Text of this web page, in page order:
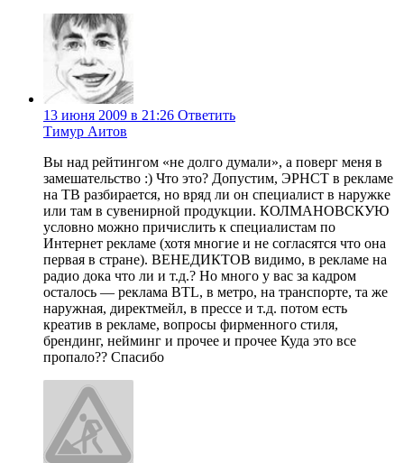
13 июня 2009 в 21:26 Ответить
Тимур Аитов
Вы над рейтингом «не долго думали», а поверг меня в
замешательство :) Что это? Допустим, ЭРНСТ в рекламе
на ТВ разбирается, но вряд ли он специалист в наружке
или там в сувенирной продукции. КОЛМАНОВСКУЮ
условно можно причислить к специалистам по
Интернет рекламе (хотя многие и не согласятся что она
первая в стране). ВЕНЕДИКТОВ видимо, в рекламе на
радио дока что ли и т.д.? Но много у вас за кадром
осталось — реклама BTL, в метро, на транспорте, та же
наружная, директмейл, в прессе и т.д. потом есть
креатив в рекламе, вопросы фирменного стиля,
брендинг, нейминг и прочее и прочее Куда это все
пропало?? Спасибо